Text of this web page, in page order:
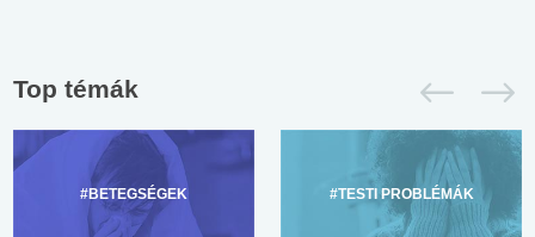
Top témák
#BETEGSÉGEK #TESTI PROBLÉMÁK